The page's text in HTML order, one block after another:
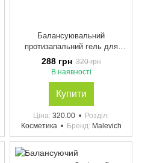
Балансуювальний
протизапальний гель для
вмивання «6 в 1»
288 грн 320 грн
В наявності
Купити
Ціна 320.00
Розділ
Косметика
Бренд Malevich